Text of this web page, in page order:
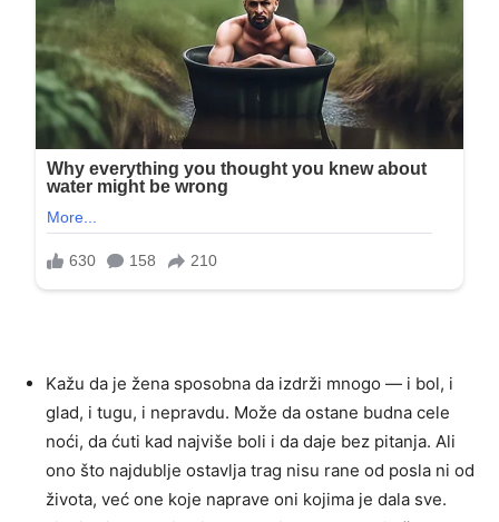
Kažu da je žena sposobna da izdrži mnogo — i bol, i
glad, i tugu, i nepravdu. Može da ostane budna cele
noći, da ćuti kad najviše boli i da daje bez pitanja. Ali
ono što najdublje ostavlja trag nisu rane od posla ni od
života, već one koje naprave oni kojima je dala sve.